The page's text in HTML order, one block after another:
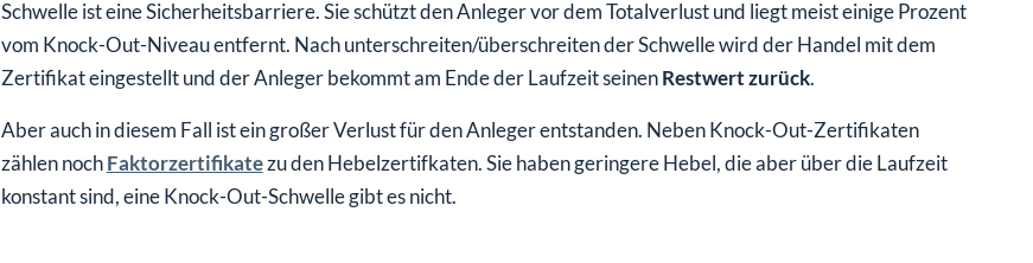
Schwelle ist eine Sicherheitsbarriere. Sie schützt den Anleger vor dem Totalverlust und liegt meist einige Prozent
vom Knock-Out-Niveau entfernt. Nach unterschreiten/überschreiten der Schwelle wird der Handel mit dem
Zertifikat eingestellt und der Anleger bekommt am Ende der Laufzeit seinenRestwert zurück.
Aber auch in diesem Fall ist ein großer Verlust für den Anleger entstanden. Neben Knock-Out-Zertifikaten
zählen nochFaktorzertifikatezu den Hebelzertifkaten. Sie haben geringere Hebel, die aber über die Laufzeit
konstant sind, eine Knock-Out-Schwelle gibt es nicht.